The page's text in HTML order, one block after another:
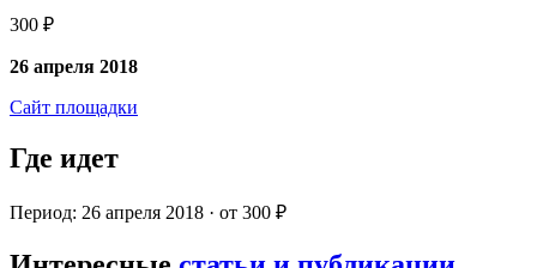
300 ₽
26 апреля 2018
Сайт площадки
Где идет
Период: 26 апреля 2018 · от 300 ₽